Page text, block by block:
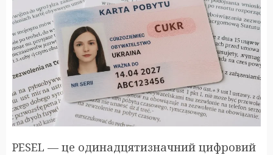
PESEL — це одинадцятизначний цифровий